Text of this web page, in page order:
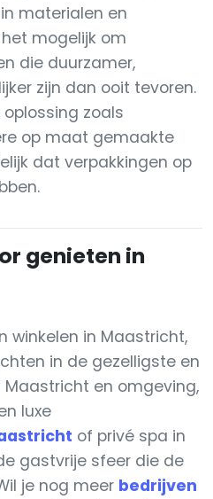
materialen en
mogelijk om
die duurzamer,
zijn dan ooit tevoren.
zoals
op maat gemaakte
dat verpakkingen op
genieten in
winkelen in Maastricht,
in de gezelligste en
en omgeving,
luxe
of privé spa in
gastvrije sfeer die de
je nog meer bedrijven